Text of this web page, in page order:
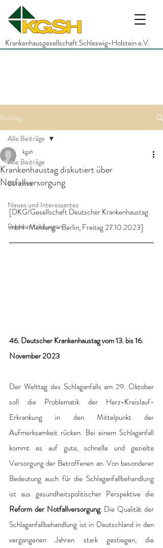
Krankenhausgesellschaft Schleswig-Holstein e.V.
Beitrag
Alle Beiträge
Berichte
Neues und Interessantes
Pressemitteilungen
Alle Beiträge
Krankenhaustag diskutiert über
Notfallversorgung
kgsh
[DKG/Gesellschaft Deutscher Krankenhaustag
mbH -Meldung - Berlin, Freitag 27.10.2023]
46. Deutscher Krankenhaustag vom 13. bis 16.
November 2023
Der Welttag des Schlaganfalls am 29. Oktober
soll die Problematik der Herz-Kreislauf-
Erkrankung in den Mittelpunkt der
Aufmerksamkeit rücken. Bei einem Schlaganfall
kommt es auf gute, schnelle und gezielte
Versorgung der Betroffenen an. Von besonderer
Bedeutung auch für die Schlaganfallbehandlung
Reform der Notfallversorgung. Die Qualität der
Schlaganfallbehandlung ist in Deutschland in den
vergangenen Jahren stark gestiegen, die